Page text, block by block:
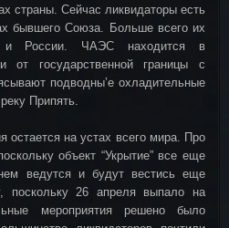
страны. Сейчас ликвидаторы есть
бывшего Союза. Больше всего их
и России. ЧАЭС находится в
от государственной границы с
подводны’е охладительные
Припять.
остается на устах всего мира. Про
объект “Укрытие” все еще
ведутся и будут вестись еще
поскольку 26 апреля выпало на
мероприятия решено было